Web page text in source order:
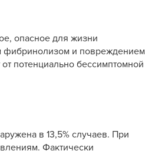
опасное для жизни
фибринолизом и повреждением
потенциально бессимптомной
в 13,5% случаев. При
Фактически